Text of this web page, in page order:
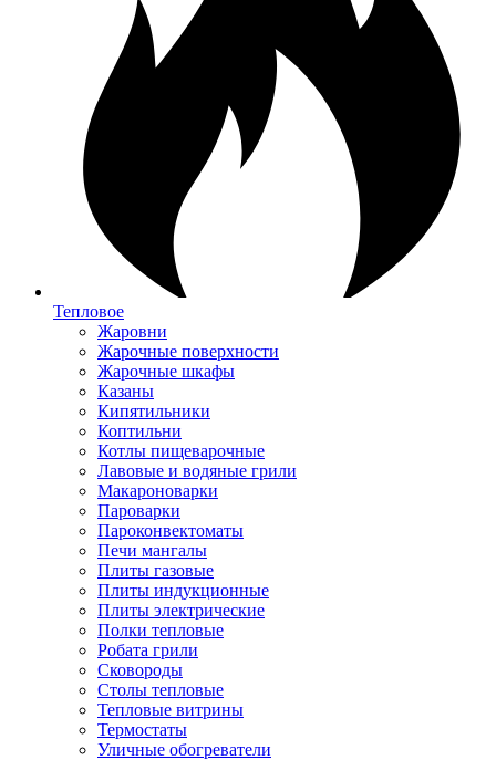
Тепловое
Жаровни
Жарочные поверхности
Жарочные шкафы
Казаны
Кипятильники
Коптильни
Котлы пищеварочные
Лавовые и водяные грили
Макароноварки
Пароварки
Пароконвектоматы
Печи мангалы
Плиты газовые
Плиты индукционные
Плиты электрические
Полки тепловые
Робата грили
Сковороды
Столы тепловые
Тепловые витрины
Термостаты
Уличные обогреватели